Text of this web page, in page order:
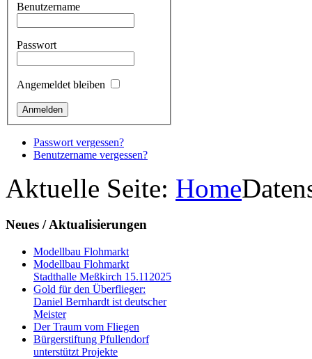
Benutzername
Passwort
Angemeldet bleiben
Passwort vergessen?
Benutzername vergessen?
Aktuelle Seite: Home
Neues / Aktualisierungen
Modellbau Flohmarkt
Modellbau Flohmarkt
Stadthalle Meßkirch 15.112025
Gold für den Überflieger:
Daniel Bernhardt ist deutscher
Meister
Der Traum vom Fliegen
Bürgerstiftung Pfullendorf
unterstützt Projekte